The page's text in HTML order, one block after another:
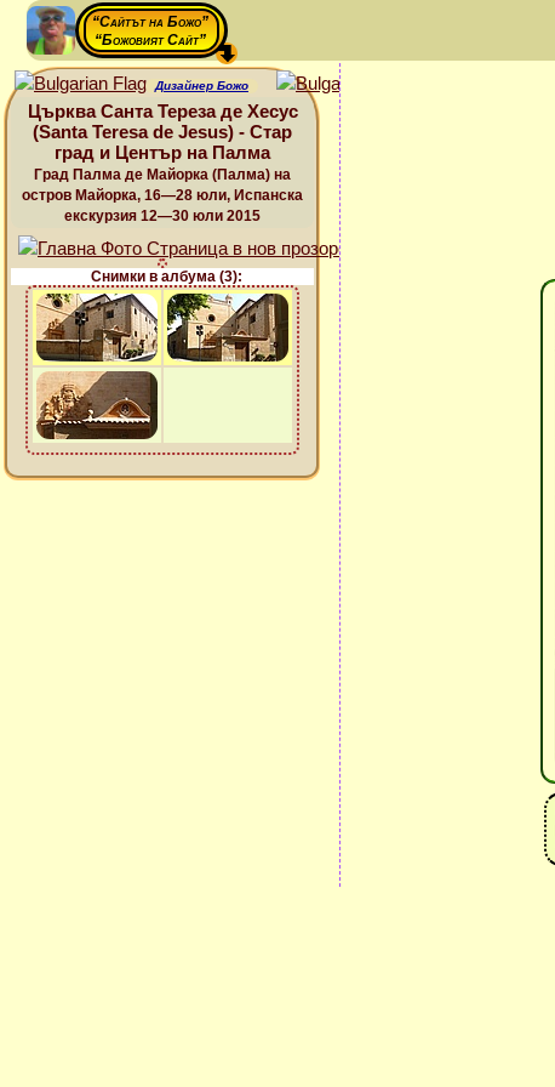
“Сайтът на Божо”
“Божовият Сайт”
Дизайнер Божо
Църква Санта Тереза де Хесус
(Santa Teresa de Jesus) - Стар
град и Център на Палма
Град Палма де Майорка (Палма) на
остров Майорка, 16—28 юли, Испанска
екскурзия 12—30 юли 2015
Снимки в албума (3):